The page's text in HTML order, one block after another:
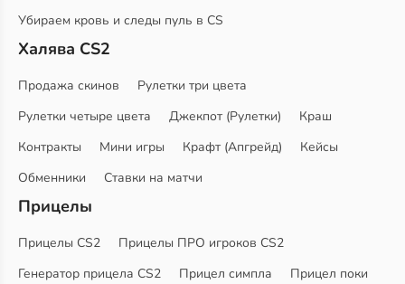
Убираем кровь и следы пуль в CS
Халява CS2
Продажа скинов
Рулетки три цвета
Рулетки четыре цвета
Джекпот (Рулетки)
Краш
Контракты
Мини игры Крафт (Апгрейд)
Кейсы
Обменники
Ставки на матчи
Прицелы
Прицелы CS2
Прицелы ПРО игроков CS2
Генератор прицела CS2
Прицел симпла
Прицел поки